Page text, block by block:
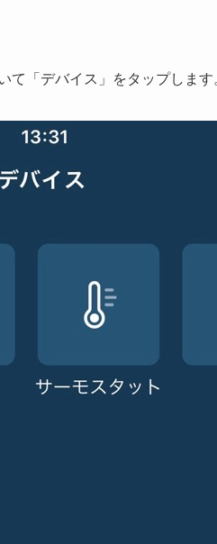
て「デバイス」をタップします